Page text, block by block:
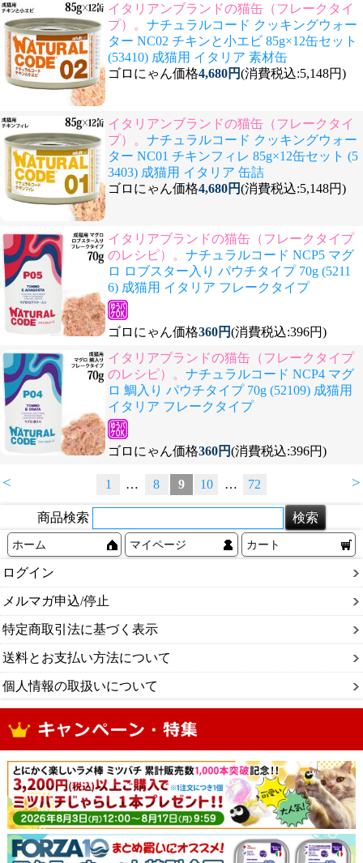
イタリアンブランドの猫缶（フレークタイ
プ）。 ナチュラルコード クッキングウォー
ター NC02 チキンと小エビ 85g×12缶セット
(53410) 成猫用 イタリア 素材缶
ゴロにゃん価格4,680円(消費税込:5,148円)
イタリアンブランドの猫缶（フレークタイ
プ）。 ナチュラルコード クッキングウォー
ター NC01 チキンフィレ 85g×12缶セット (5
3403) 成猫用 イタリア 缶詰
ゴロにゃん価格4,680円(消費税込:5,148円)
イタリアブランドの猫缶（フレークタイプ
のレシピ）。 ナチュラルコード NCP5 マグ
ロ ロブスター入り パウチタイプ 70g (5211
6) 成猫用 イタリア フレークタイプ
ゴロにゃん価格360円(消費税込:396円)
イタリアブランドの猫缶（フレークタイプ
のレシピ）。 ナチュラルコード NCP4 マグ
ロ 鯛入り パウチタイプ 70g (52109) 成猫用
イタリア フレークタイプ
ゴロにゃん価格360円(消費税込:396円)
< >
1 … 8 9 10 … 72
商品検索
ホーム マイページ カート
ログイン
メルマガ申込/停止
特定商取引法に基づく表示
送料とお支払い方法について
個人情報の取扱いについて